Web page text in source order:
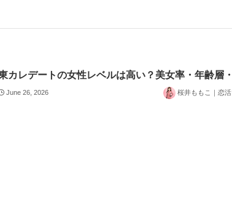
カレデートの女性レベルは高い？美女率・年齢層
June 26, 2026 桜井ももこ｜恋